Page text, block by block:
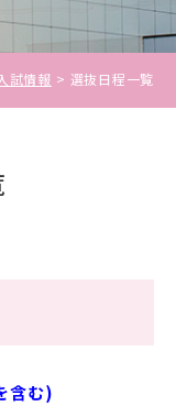
試情報 選抜日程一覧
含む)